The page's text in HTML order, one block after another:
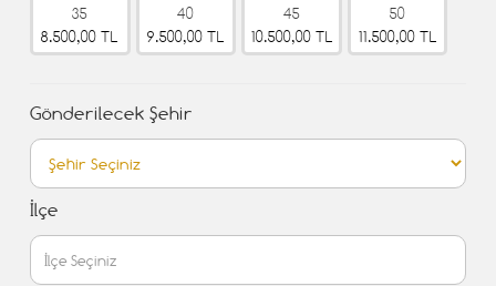
35
8.500,00 TL
40
9.500,00 TL
45
10.500,00 TL
50
11.500,00 TL
Gönderilecek Şehir
İlçe